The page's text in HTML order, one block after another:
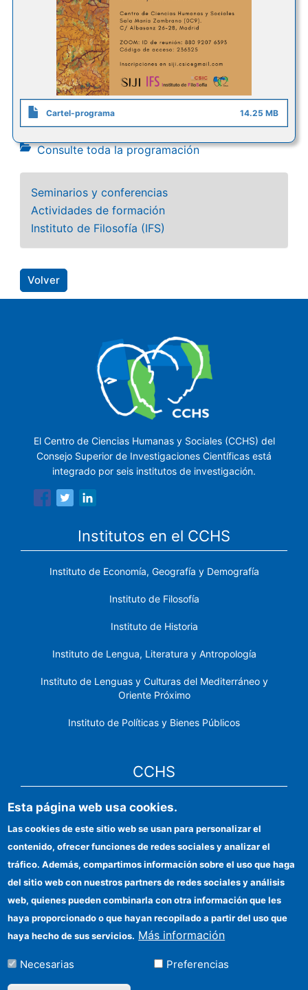
Cartel-programa 14.25 MB
Consulte toda la programación
Seminarios y conferencias
Actividades de formación
Instituto de Filosofía (IFS)
Volver
El Centro de Ciencias Humanas y Sociales (CCHS) del
Consejo Superior de Investigaciones Científicas está
integrado por seis institutos de investigación.
Institutos en el CCHS
Instituto de Economía, Geografía y Demografía
Instituto de Filosofía
Instituto de Historia
Instituto de Lengua, Literatura y Antropología
Instituto de Lenguas y Culturas del Mediterráneo y
Oriente Próximo
Instituto de Políticas y Bienes Públicos
CCHS
Sede electrónica CSIC
Identidad institucional
Información para proveedores
Ayudas FEDER
Organismos financiadores
Contacto
Cómo llegar
Esta página web usa cookies.
Las cookies de este sitio web se usan para personalizar el
contenido, ofrecer funciones de redes sociales y analizar el
tráfico. Además, compartimos información sobre el uso que haga
del sitio web con nuestros partners de redes sociales y análisis
web, quienes pueden combinarla con otra información que les
haya proporcionado o que hayan recopilado a partir del uso que
haya hecho de sus servicios. Más información
Necesarias Preferencias